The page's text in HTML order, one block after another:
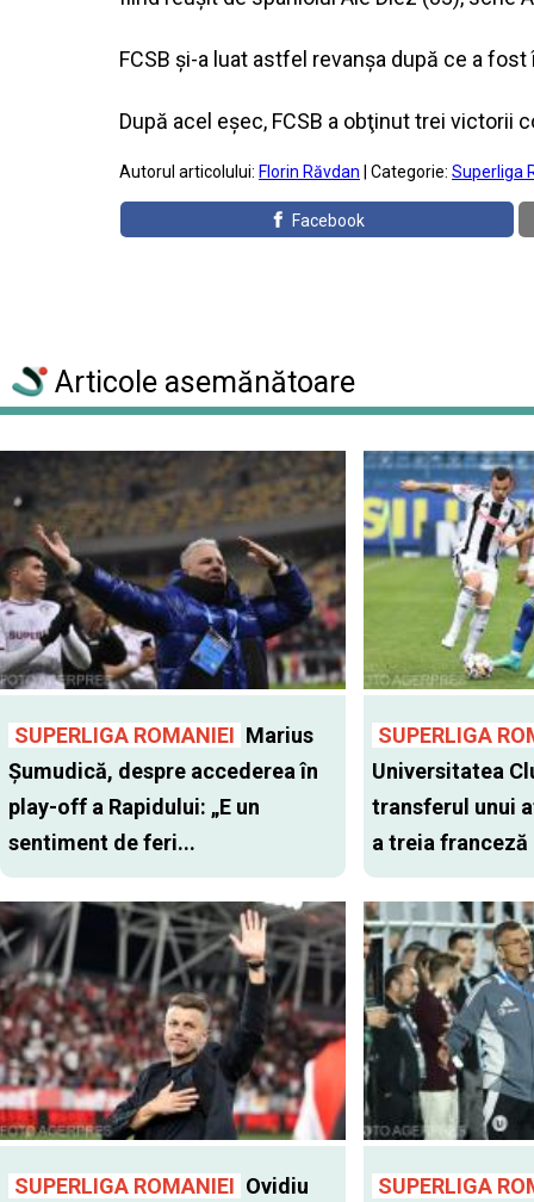
FCSB şi-a luat astfel revanşa după ce a
După acel eşec, FCSB a obţinut trei victorii
Autorul articolului: Florin Răvdan | Categorie: Superliga
Facebook
Articole asemănătoare
SUPERLIGA ROMANIEI Marius
Șumudică, despre accederea în
play-off a Rapidului: „E un
sentiment de feri...
SUPERLIGA
Universitatea
transferul unui
a treia franceză
SUPERLIGA ROMANIEI Ovidiu SUPERLIGA